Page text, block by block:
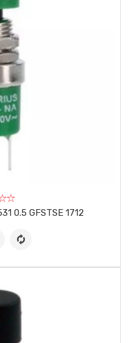
0.5 GFSTSE 1712